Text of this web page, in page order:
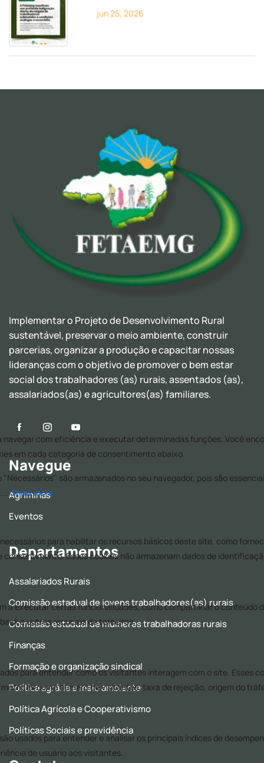
jun 25, 2026
Implementar o Projeto de Desenvolvimento Rural
sustentável, preservar o meio ambiente, construir
parcerias, organizar a produção e capacitar nossas
lideranças com o objetivo de promover o bem estar
social dos trabalhadores (as) rurais, assentados (as),
assalariados(as) e agricultores(as) familiares.
Navegue
Agriminas
Eventos
Departamentos
Assalariados Rurais
Comissão estadual de jovens trabalhadores(as) rurais
Comissão estadual de mulheres trabalhadoras rurais
Finanças
Formação e organização sindical
Política agrária e meio ambiente
Política Agrícola e Cooperativismo
Políticas Sociais e previdência